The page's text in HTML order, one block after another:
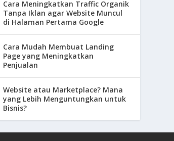
Cara Meningkatkan Traffic Organik
Tanpa Iklan agar Website Muncul
di Halaman Pertama Google
Cara Mudah Membuat Landing
Page yang Meningkatkan
Penjualan
Website atau Marketplace? Mana
yang Lebih Menguntungkan untuk
Bisnis?